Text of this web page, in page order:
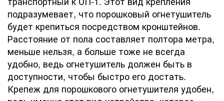
подразумевает, что порошковый огнетушитель
будет крепиться посредством кронштейнов.
Расстояние от пола составляет полтора метра,
меньше нельзя, а больше тоже не всегда
удобно, ведь огнетушитель должен быть в
доступности, чтобы быстро его достать.
Крепеж для порошкового огнетушителя удобен,